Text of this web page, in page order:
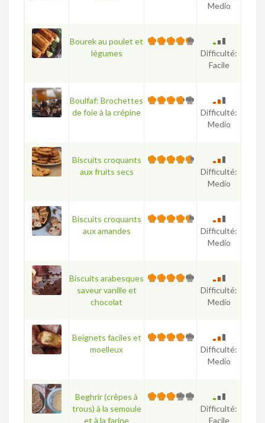
Medio
Bourek au poulet et
légumes
Difficulté:
Facile
Boulfaf: Brochettes
de foie à la crépine
Difficulté:
Medio
Biscuits croquants
aux fruits secs
Difficulté:
Medio
Biscuits croquants
aux amandes
Difficulté:
Medio
Biscuits arabesques
saveur vanille et
chocolat
Difficulté:
Medio
Beignets faciles et
moelleux
Difficulté:
Medio
Beghrir (crêpes à
trous) à la semoule
et à la farine
Difficulté:
Facile